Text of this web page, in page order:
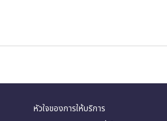
หัวใจของการให้บริการ